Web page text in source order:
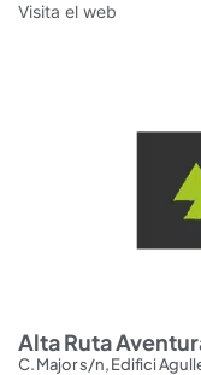
Visita el web
Alta Ruta
C. Major s/n, Edifici